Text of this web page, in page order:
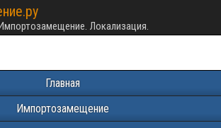
Локализация.
Главная
Импортозамещение